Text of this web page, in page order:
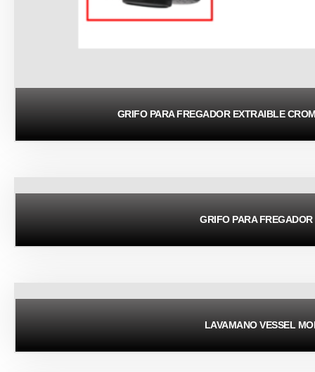
GRIFO PARA FREGADOR EXTRAIBLE
GRIFO PARA
LAVAMANO VESSEL